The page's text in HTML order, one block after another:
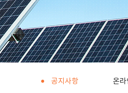
공지사항 온라